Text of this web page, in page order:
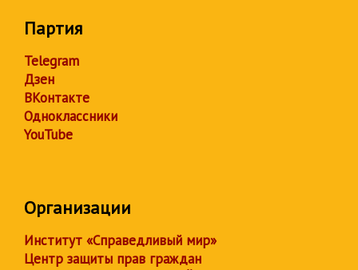
Партия
Telegram
Дзен
ВКонтакте
Одноклассники
YouTube
Организации
Институт «Справедливый мир»
Центр защиты прав граждан